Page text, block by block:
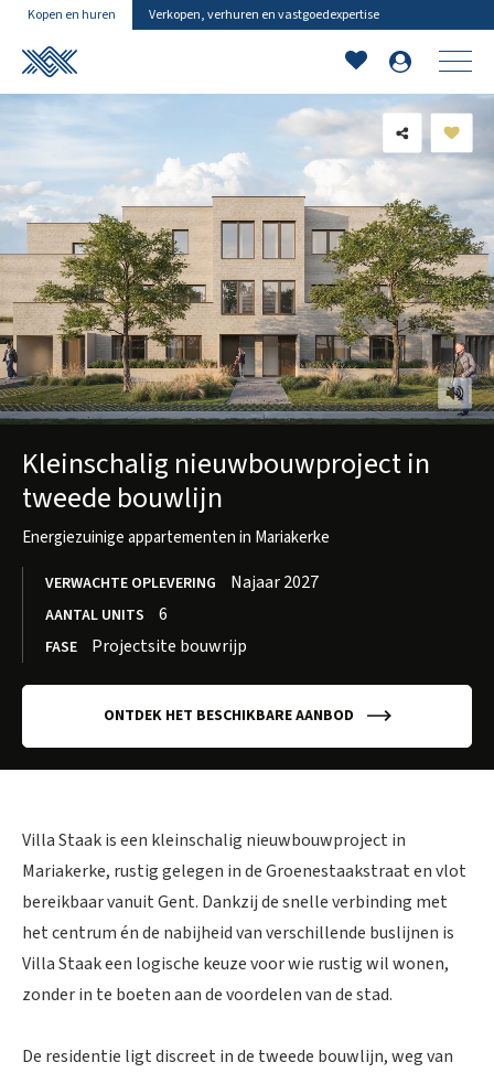
Kopen en huren Verkopen, verhuren en vastgoedexpertise
Kleinschalig nieuwbouwproject in
tweede bouwlijn
Energiezuinige appartementen in Mariakerke
VERWACHTE OPLEVERING Najaar 2027
AANTAL UNITS 6
FASE Projectsite bouwrijp
ONTDEK HET BESCHIKBARE AANBOD
Villa Staak is een kleinschalig nieuwbouwproject in
Mariakerke, rustig gelegen in de Groenestaakstraat en vlot
bereikbaar vanuit Gent. Dankzij de snelle verbinding met
het centrum én de nabijheid van verschillende buslijnen is
Villa Staak een logische keuze voor wie rustig wil wonen,
zonder in te boeten aan de voordelen van de stad.
De residentie ligt discreet in de tweede bouwlijn, weg van